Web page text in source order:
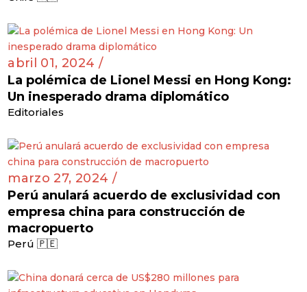
abril 01, 2024 /
La polémica de Lionel Messi en Hong Kong:
Un inesperado drama diplomático
Editoriales
marzo 27, 2024 /
Perú anulará acuerdo de exclusividad con
empresa china para construcción de
macropuerto
Perú 🇵🇪